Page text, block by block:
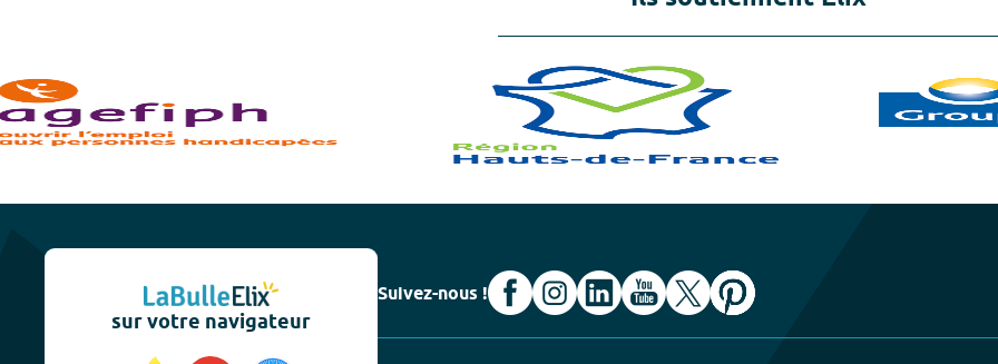
sur votre navigateur
Suivez-nous !